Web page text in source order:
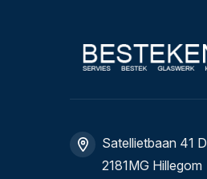
Satellietbaan 41 D
2181MG Hillegom